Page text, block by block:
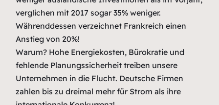
verglichen mit 2017 sogar 35% weniger.
Währenddessen verzeichnet Frankreich einen
Anstieg von 20%!
Warum? Hohe Energiekosten, Bürokratie und
fehlende Planungssicherheit treiben unsere
Unternehmen in die Flucht. Deutsche Firmen
zahlen bis zu dreimal mehr für Strom als ihre